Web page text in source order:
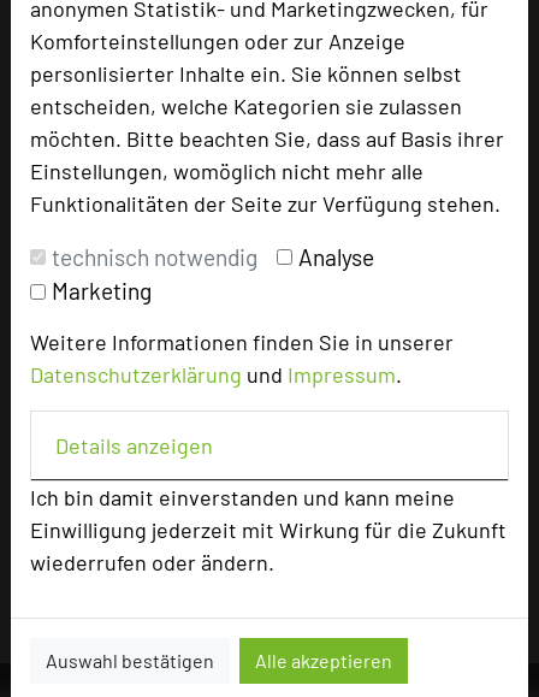
anonymen Statistik- und Marketingzwecken, für
Komforteinstellungen oder zur Anzeige
personlisierter Inhalte ein. Sie können selbst
entscheiden, welche Kategorien sie zulassen
möchten. Bitte beachten Sie, dass auf Basis ihrer
Einstellungen, womöglich nicht mehr alle
Funktionalitäten der Seite zur Verfügung stehen.
technisch notwendig
Analyse
Marketing
Weitere Informationen finden Sie in unserer
Datenschutzerklärung und Impressum.
Details anzeigen
Ich bin damit einverstanden und kann meine
Einwilligung jederzeit mit Wirkung für die Zukunft
wiederrufen oder ändern.
Auswahl bestätigen Alle akzeptieren
barrierefreie DZ 2
Besonders geeignet für
Seminar, Konferenz, Event
2188 Seiten dieses Hotels wurden in den
aufgerufen.
Impressum zum Hotel
Für die Verwendung der Bilder haben die jeweiligen
Hotels die Nutzungsrechte für dieses Portal eingeräumt
und sind dafür verantwortlich.